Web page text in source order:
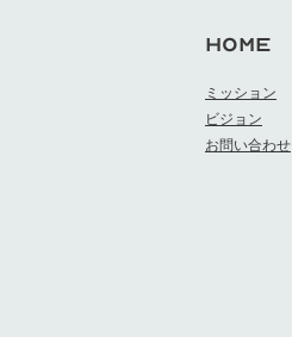
HOME
ミッション
ビジョン
お問い合わせ